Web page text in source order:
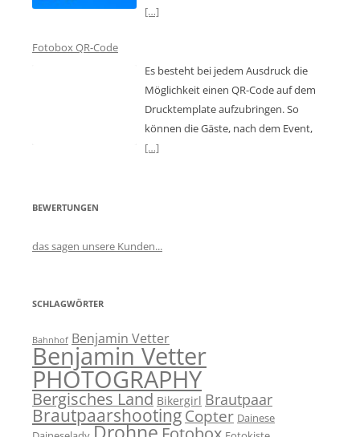
[…]
Fotobox QR-Code
Es besteht bei jedem Ausdruck die
Möglichkeit einen QR-Code auf dem
Drucktemplate aufzubringen. So
können die Gäste, nach dem Event,
[…]
BEWERTUNGEN
das sagen unsere Kunden...
SCHLAGWÖRTER
Bahnhof Benjamin Vetter
Benjamin Vetter
PHOTOGRAPHY
Bergisches Land Bikergirl Brautpaar
BrautpaarshootingCopter Dainese